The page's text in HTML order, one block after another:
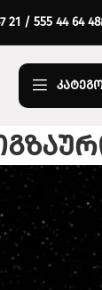
21 / 555 44 64 48